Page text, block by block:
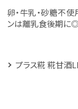
卵・牛乳・砂糖不
ンは離乳食後期に◎
プラス糀 糀甘酒